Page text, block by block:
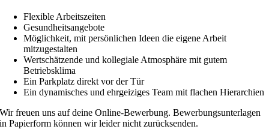
Flexible Arbeitszeiten
Gesundheitsangebote
Möglichkeit, mit persönlichen Ideen die eigene Arbeit
mitzugestalten
Wertschätzende und kollegiale Atmosphäre mit gutem
Betriebsklima
Ein Parkplatz direkt vor der Tür
Ein dynamisches und ehrgeiziges Team mit flachen Hierarchien
Wir freuen uns auf deine Online-Bewerbung. Bewerbungsunterlagen
in Papierform können wir leider nicht zurücksenden.